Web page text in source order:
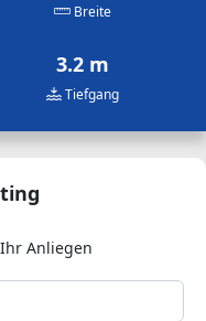
Breite
3.2 m
Tiefgang
Anliegen